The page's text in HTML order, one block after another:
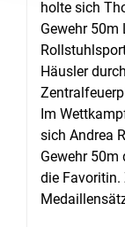
holte sich
Gewehr 50m
Häusler
Im
sich Andrea
Gewehr 50m
die Favoritin.